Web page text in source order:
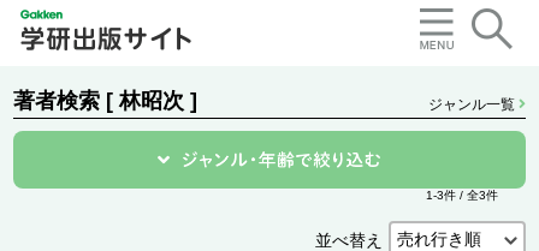
著者検索 [ 林昭次 ] ジャンル一覧
1-3件 / 全3件
並べ替え